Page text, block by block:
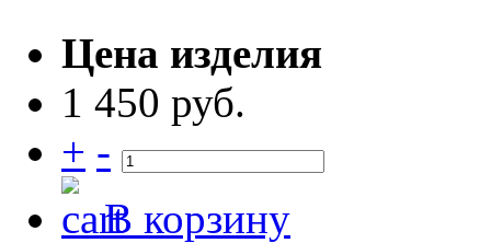
Цена изделия
1 450 руб.
+ -
В корзину